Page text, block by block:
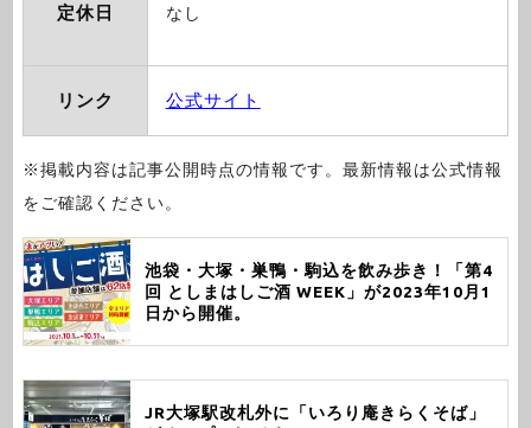
定休日 なし
リンク 公式サイト
※掲載内容は記事公開時点の情報です。最新情報は公式情報
をご確認ください。
池袋・大塚・巣鴨・駒込を飲み歩き！「第4
回 としまはしご酒 WEEK」が2023年10月1
日から開催。
JR大塚駅改札外に「いろり庵きらくそば」